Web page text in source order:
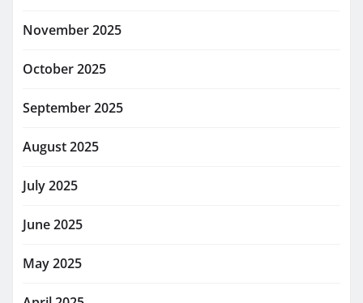
November 2025
October 2025
September 2025
August 2025
July 2025
June 2025
May 2025